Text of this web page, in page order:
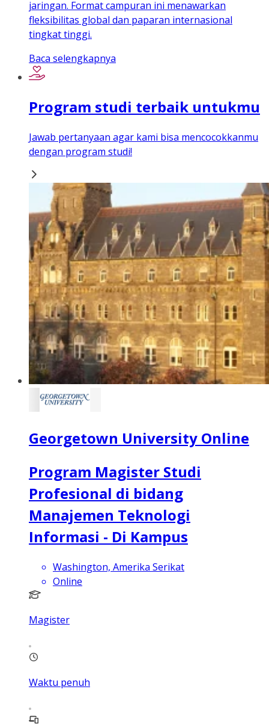
jaringan. Format campuran ini menawarkan
fleksibilitas global dan paparan internasional
tingkat tinggi.
Baca selengkapnya
Program studi terbaik untukmu
Jawab pertanyaan agar kami bisa mencocokkanmu
dengan program studi!
Georgetown University Online
Program Magister Studi
Profesional di bidang
Manajemen Teknologi
Informasi - Di Kampus
Washington, Amerika Serikat
Online
Magister
Waktu penuh